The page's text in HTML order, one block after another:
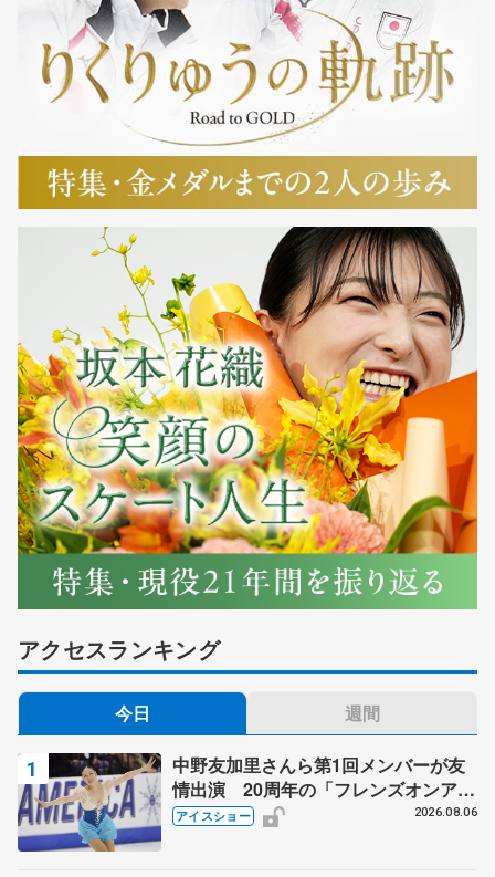
アクセスランキング
今日 週間
中野友加里さんら第1回メンバーが友
情出演 20周年の「フレンズオンアイ
ス」 宮本賢二さん、有川梨絵さん、
アイスショー 2026.08.06